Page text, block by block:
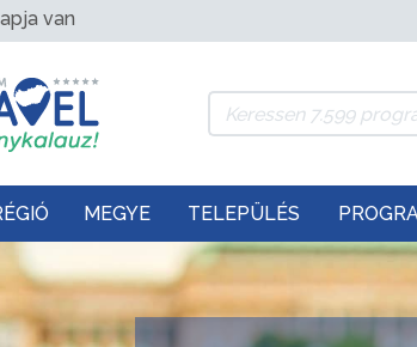
van
MEGYE TELEPÜLÉS